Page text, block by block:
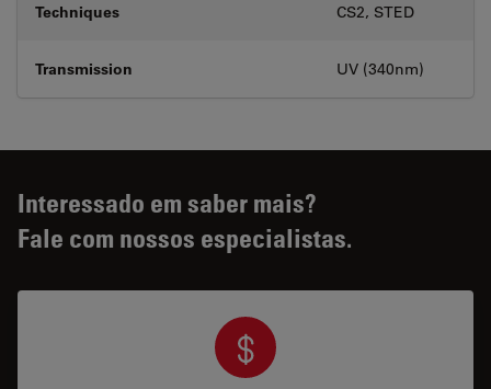
Techniques CS2, STED
Transmission UV (340nm)
Interessado em saber mais?
Fale com nossos especialistas.